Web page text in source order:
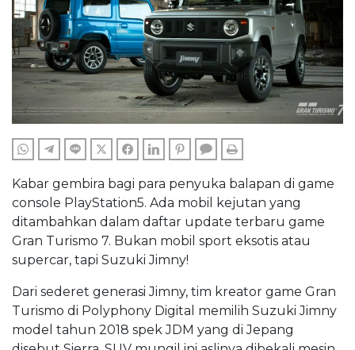
WHATSAPPTELEGRAM
LINE TWITTERFACEBOOKLINKEDINPINTERESTCOMMENTS
Kabar gembira bagi para penyuka balapan di game
console PlayStation5. Ada mobil kejutan yang
ditambahkan dalam daftar update terbaru game
Gran Turismo 7. Bukan mobil sport eksotis atau
supercar, tapi Suzuki Jimny!
Dari sederet generasi Jimny, tim kreator game Gran
Turismo di Polyphony Digital memilih Suzuki Jimny
model tahun 2018 spek JDM yang di Jepang